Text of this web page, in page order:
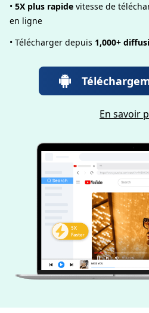
• 5X plus rapide vitesse de
en ligne
• Télécharger depuis 1,000+
En savoir